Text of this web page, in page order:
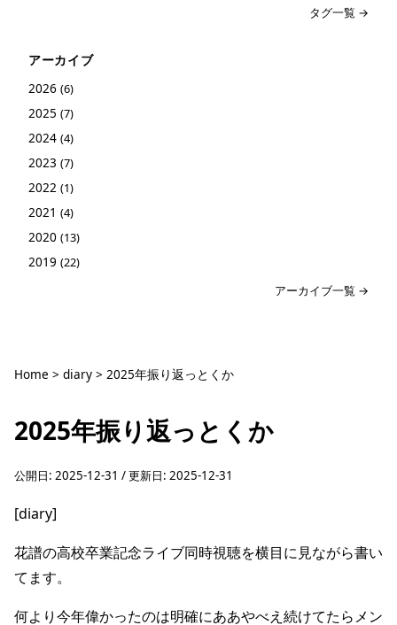
タグ一覧 →
アーカイブ
2026 (6)
2025 (7)
2024 (4)
2023 (7)
2022 (1)
2021 (4)
2020 (13)
2019 (22)
アーカイブ一覧 →
Home > diary > 2025年振り返っとくか
2025年振り返っとくか
公開日: 2025-12-31 / 更新日: 2025-12-31
[diary]
花譜の高校卒業記念ライブ同時視聴を横目に見ながら書い
てます。
何より今年偉かったのは明確にああやべえ続けてたらメン